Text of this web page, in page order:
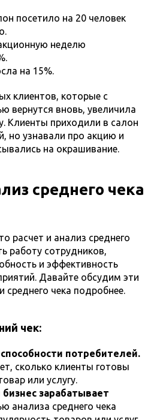
посетило на 20 человек
неделю
на 15%.
клиентов, которые с
вернутся вновь, увеличила
Клиенты приходили в салон
но узнавали про акцию и
на окрашивание.
среднего чека
расчет и анализ среднего
работу сотрудников,
и эффективность
Давайте обсудим эти
среднего чека подробнее.
чек:
потребителей.
сколько клиенты готовы
или услугу.
зарабатывает
анализа среднего чека